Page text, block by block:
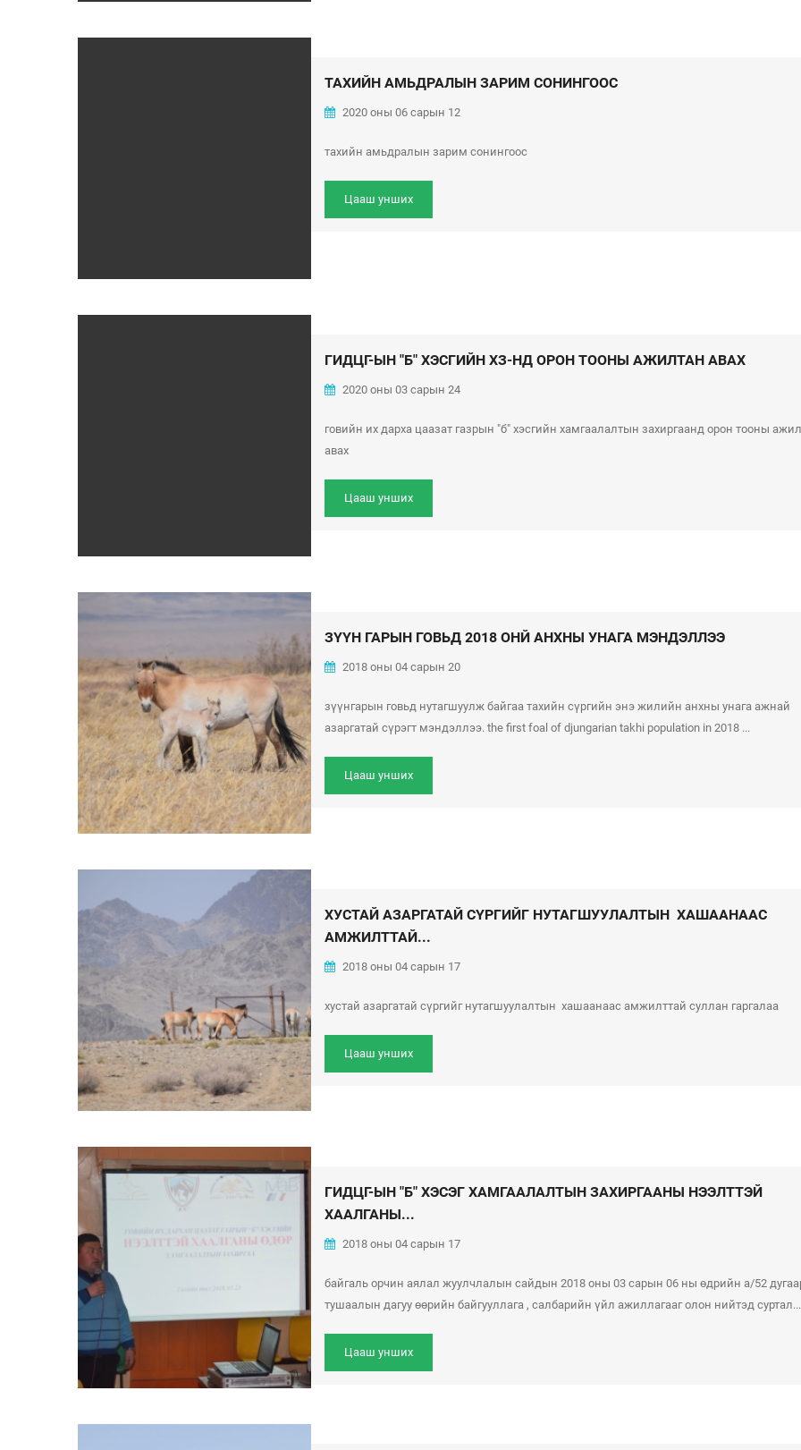
ТАХИЙН АМЬДРАЛЫН ЗАРИМ СОНИНГООС
2020 оны 06 сарын 12
тахийн амьдралын зарим сонингоос
Цааш унших
ГИДЦГ-ЫН "Б" ХЭСГИЙН ХЗ-НД ОРОН ТООНЫ АЖИЛТАН АВАХ
2020 оны 03 сарын 24
говийн их дарха цаазат газрын "б" хэсгийн хамгаалалтын захиргаанд орон тооны
авах
Цааш унших
ЗҮҮН ГАРЫН ГОВЬД 2018 ОНЙ АНХНЫ УНАГА МЭНДЭЛЛЭЭ
2018 оны 04 сарын 20
зүүнгарын говьд нутагшуулж байгаа тахийн сүргийн энэ жилийн анхны унага ажнай
азаргатай сүрэгт мэндэллээ. the first foal of djungarian takhi population in 2018 ...
Цааш унших
ХУСТАЙ АЗАРГАТАЙ СҮРГИЙГ НУТАГШУУЛАЛТЫН ХАШААНААС
АМЖИЛТТАЙ...
2018 оны 04 сарын 17
хустай азаргатай сүргийг нутагшуулалтын хашаанаас амжилттай суллан гаргалаа
Цааш унших
ГИДЦГ-ЫН "Б" ХЭСЭГ ХАМГААЛАЛТЫН ЗАХИРГААНЫ НЭЭЛТТЭЙ
ХААЛГАНЫ...
2018 оны 04 сарын 17
байгаль орчин аялал жуулчлалын сайдын 2018 оны 03 сарын 06 ны өдрийн а/52
тушаалын дагуу өөрийн байгууллага , салбарийн үйл ажиллагааг олон нийтэд суртал...
Цааш унших